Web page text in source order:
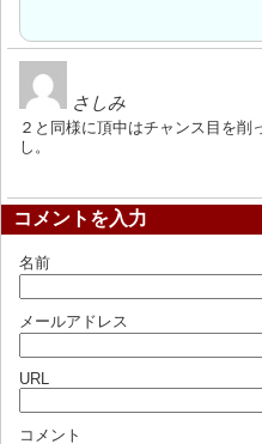
さしみ
２と同様に頂中はチャンス目を削
し。
コメントを入力
名前
メールアドレス
URL
コメント